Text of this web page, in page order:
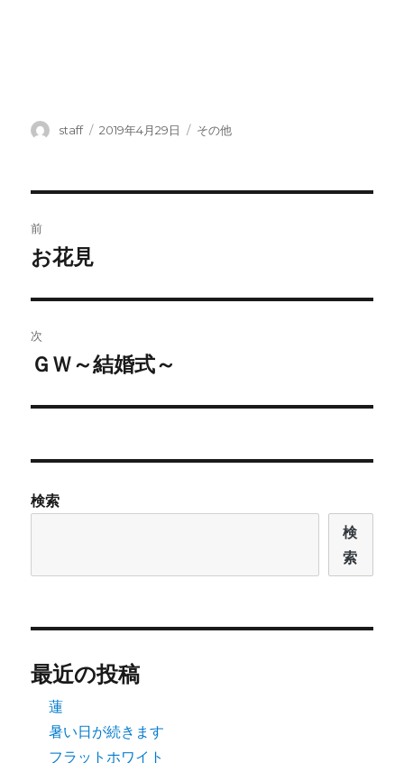
投
staff
投
2019年4月29日
カ
その他
稿
ビ
ゲ
ー
ン
前
前
投
稿:
お花見
次
次
投
ＧＷ～結婚式～
検索
検
索
最近の投稿
蓮
暑い日が続きます
フラットホワイト